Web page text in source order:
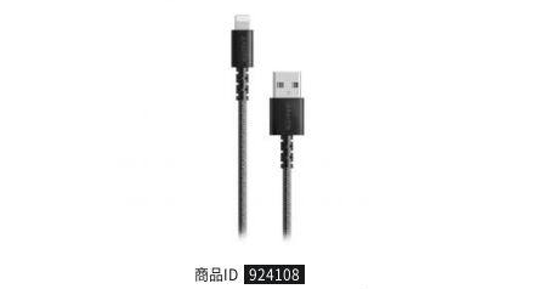
商品ID 924108